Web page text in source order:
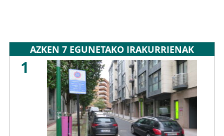
AZKEN 7 EGUNETAKO IRAKURRIENAK
1